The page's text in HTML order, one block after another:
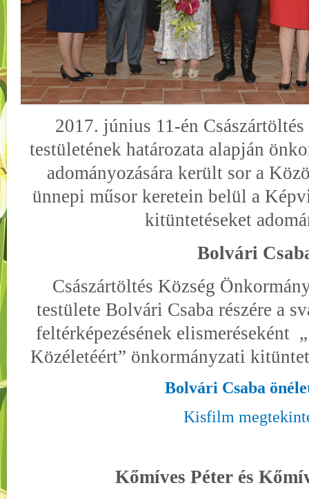
2017. június 11-én
testületének határozata alapján
adományozására került sor a
ünnepi műsor keretein belül a
kitüntetéseket
Bolvári
Császártöltés Község
testülete Bolvári Csaba részére a
feltérképezésének elismeréseként
Közéletéért” önkormányzati
Bolvári Csaba
Kisfilm
Kőmíves Péter és